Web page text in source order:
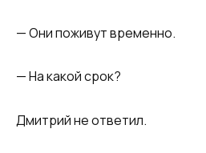
— Они поживут временно.
— На какой срок?
Дмитрий не ответил.